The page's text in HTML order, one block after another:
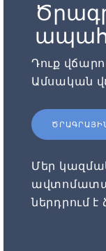
Դուք
Ամսական
Մեր
ներդրում